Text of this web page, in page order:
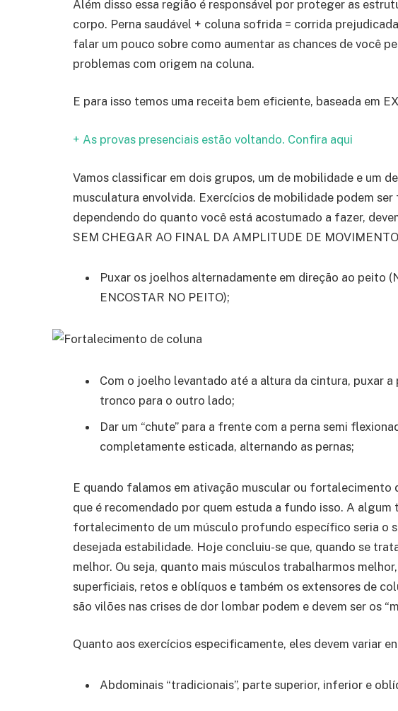
Além disso essa região é responsável por proteger as
corpo. Perna saudável + coluna sofrida = corrida
falar um pouco sobre como aumentar as chances de você
problemas com origem na coluna.
E para isso temos uma receita bem eficiente, baseada em
+ As provas presenciais estão voltando. Confira aqui
Vamos classificar em dois grupos, um de mobilidade e um
musculatura envolvida. Exercícios de mobilidade podem
dependendo do quanto você está acostumado a fazer,
SEM CHEGAR AO FINAL DA AMPLITUDE DE
Puxar os joelhos alternadamente em direção ao peito
ENCOSTAR NO PEITO);
Com o joelho levantado até a altura da cintura, puxar
tronco para o outro lado;
Dar um “chute” para a frente com a perna semi
completamente esticada, alternando as pernas;
E quando falamos em ativação muscular ou fortalecimento
que é recomendado por quem estuda a fundo isso. A algum
fortalecimento de um músculo profundo específico seria o
desejada estabilidade. Hoje concluiu-se que, quando se
melhor. Ou seja, quanto mais músculos trabalharmos
superficiais, retos e oblíquos e também os extensores de
são vilões nas crises de dor lombar podem e devem ser os
Quanto aos exercícios especificamente, eles devem variar
Abdominais “tradicionais”, parte superior, inferior e